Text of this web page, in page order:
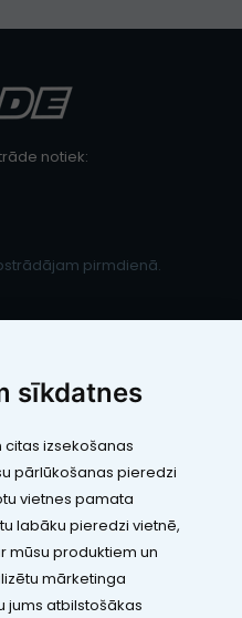
sīkdatnes
citas izsekošanas
pārlūkošanas pieredzi
vietnes pamata
labāku pieredzi vietnē,
mūsu produktiem un
mārketinga
jums atbilstošākas
notiek:
pirmdienā.
LV-1005